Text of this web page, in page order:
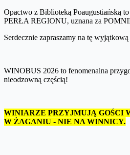
Opactwo z Biblioteką Poaugustiańską
PERŁA REGIONU, uznana za
Serdecznie zapraszamy na tę
WINOBUS 2026 to fenomenalna
nieodzowną częścią!
WINIARZE PRZYJMUJĄ GOŚCI
W ŻAGANIU - NIE NA WINNICY.